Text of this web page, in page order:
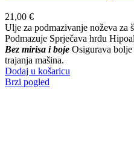
21,00 €
Ulje za podmazivanje noževa za
Podmazuje Sprječava hrđu
Bez mirisa i boje Osigurava
trajanja mašina.
Dodaj u košaricu
Brzi pogled